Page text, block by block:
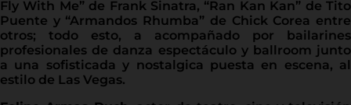
Fly With Me” de Frank Sinatra, “Ran Kan Kan” de Tito
Puente y “Armandos Rhumba” de Chick Corea entre
otros; todo esto, a acompañado por bailarines
profesionales de danza espectáculo y ballroom junto
a una sofisticada y nostalgica puesta en escena, al
estilo de Las Vegas.